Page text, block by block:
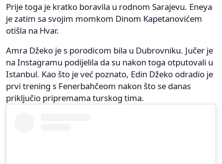
Prije toga je kratko boravila u rodnom Sarajevu. Eneya
je zatim sa svojim momkom Dinom Kapetanovićem
otišla na Hvar.
Amra Džeko je s porodicom bila u Dubrovniku. Jučer je
na Instagramu podijelila da su nakon toga otputovali u
Istanbul. Kao što je već poznato, Edin Džeko odradio je
prvi trening s Fenerbahčeom nakon što se danas
priključio pripremama turskog tima.